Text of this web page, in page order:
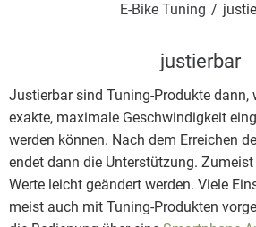
E-Bike Tuning
justierbar
Justierbar sind Tuning-Produkte dann,
exakte, maximale Geschwindigkeit
werden können. Nach dem Erreichen
endet dann die Unterstützung.
Werte leicht geändert werden. Viele
meist auch mit Tuning-Produkten